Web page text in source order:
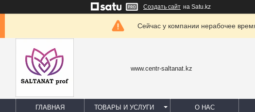
Создать сайт на Satu.kz
Сейчас у компании нерабочее
www.centr-saltanat.kz
ГЛАВНАЯ ТОВАРЫ И УСЛУГИ О НАС